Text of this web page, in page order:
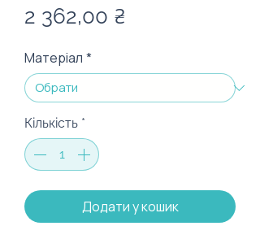
2 362,00 ₴
Матеріал *
Кількість *
Додати у кошик